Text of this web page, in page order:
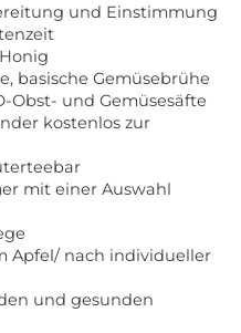
und Einstimmung
basische Gemüsebrühe
Obst- und Gemüsesäfte
kostenlos zur
mit einer Auswahl
Apfel/ nach individueller
und gesunden